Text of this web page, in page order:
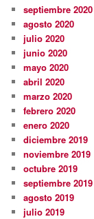
septiembre 2020
agosto 2020
julio 2020
junio 2020
mayo 2020
abril 2020
marzo 2020
febrero 2020
enero 2020
diciembre 2019
noviembre 2019
octubre 2019
septiembre 2019
agosto 2019
julio 2019